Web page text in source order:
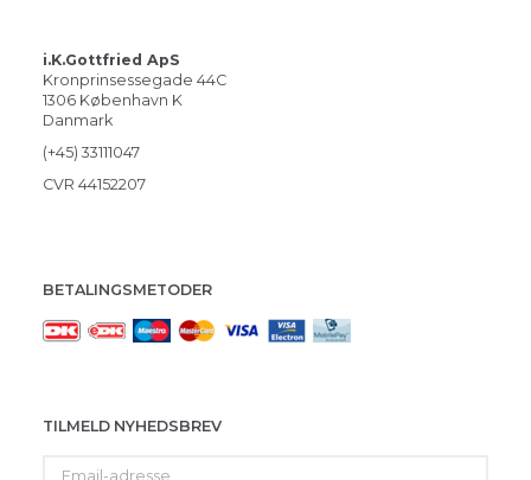
i.K.Gottfried ApS
Kronprinsessegade 44C
1306 København K
Danmark
(+45) 33111047
CVR 44152207
BETALINGSMETODER
TILMELD NYHEDSBREV